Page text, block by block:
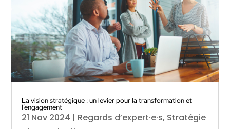
La vision stratégique : un levier pour la transformation et
l’engagement
21 Nov 2024 | Regards d’expert·e·s, Stratégie